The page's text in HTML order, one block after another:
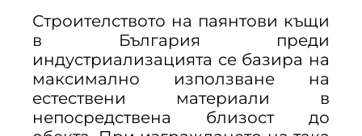
Строителството на паянтови къщи
в България преди
индустриализацията се базира на
максимално използване на
естествени материали в
непосредствена близост до